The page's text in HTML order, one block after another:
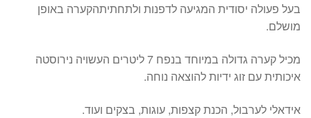
בעל פעולה יסודית המגיעה לדפנות ולתחתיתהקערה באופן
מושלם.
מכיל קערה גדולה במיוחד בנפח 7 ליטרים העשויה נירוסטה
איכותית עם זוג ידיות להוצאה נוחה.
אידאלי לערבול, הכנת קצפות, עוגות, בצקים ועוד.